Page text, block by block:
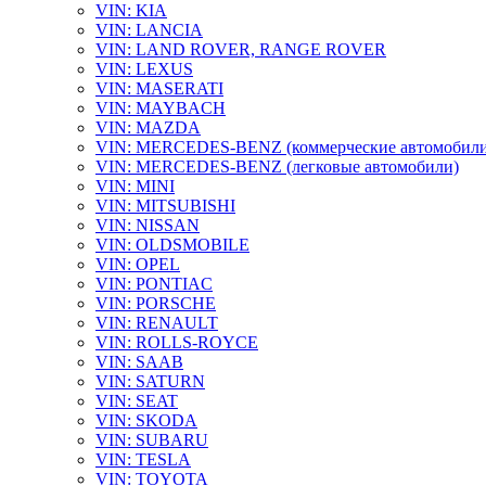
VIN: KIA
VIN: LANCIA
VIN: LAND ROVER, RANGE ROVER
VIN: LEXUS
VIN: MASERATI
VIN: MAYBACH
VIN: MAZDA
VIN: MERCEDES-BENZ (коммерческие
VIN: MERCEDES-BENZ (легковые автомобили)
VIN: MINI
VIN: MITSUBISHI
VIN: NISSAN
VIN: OLDSMOBILE
VIN: OPEL
VIN: PONTIAC
VIN: PORSCHE
VIN: RENAULT
VIN: ROLLS-ROYCE
VIN: SAAB
VIN: SATURN
VIN: SEAT
VIN: SKODA
VIN: SUBARU
VIN: TESLA
VIN: TOYOTA